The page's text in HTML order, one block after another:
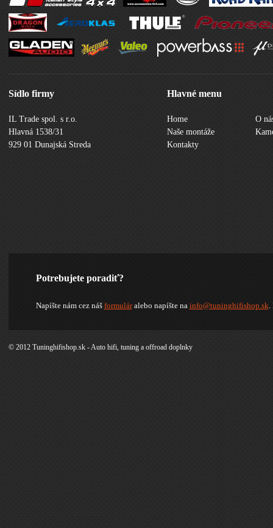
Sídlo firmy
IL Trade spol. s r.o.
Hlavná 1538/31
929 01 Dunajská Streda
Hlavné menu
Home
O
Naše montáže
Kontakty
Potrebujete poradiť?
Napíšte nám cez náš formuláralebo napíšte na info@tuninghifishop.sk.
© 2012 Tuninghifishop.sk - Auto hifi, tuning a offroad doplnky